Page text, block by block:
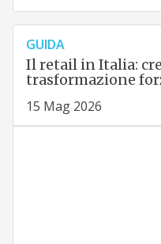
GUIDA
Il retail in Italia:
trasformazione
15 Mag 2026